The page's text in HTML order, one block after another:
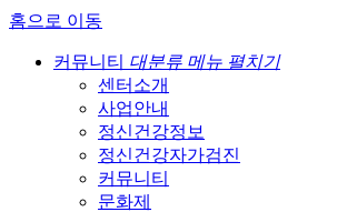
홈으로 이동
커뮤니티 대분류 메뉴 펼치기
센터소개
사업안내
정신건강정보
정신건강자가검진
커뮤니티
문화제